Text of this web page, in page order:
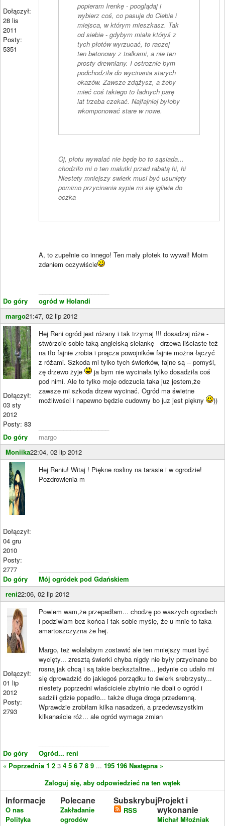
Dołączył:
28 lis
2011
Posty:
5351
Do góry
popieram Irenkę - pooglądaj i
wybierz coś, co pasuje do Ciebie i
miejsca, w którym mieszkasz. Tak
od siebie - gdybym miała któryś z
tych płotów wyrzucać, to raczej
ten betonowy z tralkami, a nie ten
prosty drewniany. I ostroznie bym
podchodziła do wycinania starych
okazów. Zawsze zdążysz, a żeby
mieć coś takiego to ładnych parę
lat trzeba czekać. Najfajniej byłoby
wkomponować stare w nowe.
Oj, płotu wywalać nie będę bo to sąsiada...
chodziło mi o ten malutki przed rabatą hi, hi
Niestety mniejszy swierk musi być usunięty
pomimo przycinania sypie mi się igliwie do
oczka
A, to zupełnie co innego! Ten mały płotek to wywal! Moim
zdaniem oczywiście
ogród w Holandi
margo21:47, 02 lip 2012
Dołączył:
03 sty
2012
Posty: 83
Do góry
Hej Reni ogród jest różany i tak trzymaj !!! dosadzaj róże -
stwórzcie sobie taką angielską sielankę - drzewa liściaste też
na tło fajnie zrobia i pnącza powojników fajnie można łączyć
z różami. Szkoda mi tylko tych świerków, fajne są -- pomyśl,
zę drzewo żyje
ja bym nie wycinała tylko dosadziła coś
pod nimi. Ale to tylko moje odczucia taka juz jestem,że
zawsze mi szkoda drzew wycinać. Ogród ma świetne
możliwości i napewno będzie cudowny bo juz jest piękny
))
margo
Moniika22:04, 02 lip 2012
Dołączył:
04 gru
2010
Posty:
2777
Do góry
Hej Reniu! Witaj ! Piękne rosliny na tarasie i w ogrodzie!
Pozdrowienia m
Mój ogródek pod Gdańskiem
reni22:06, 02 lip 2012
Dołączył:
01 lip
2012
Posty:
2793
Do góry
Powiem wam,że przepadłam... chodzę po waszych ogrodach
i podziwiam bez końca i tak sobie myślę, że u mnie to taka
amartoszczyzna że hej.
Margo, też wolałabym zostawić ale ten mniejszy musi być
wycięty... zresztą świerki chyba nigdy nie były przycinane bo
rosną jak chcą i są takie bezkształtne... jedynie co udało mi
się dprowadzić do jakiegoś porządku to świerk srebrzysty...
niestety poprzedni właściciele zbytnio nie dbali o ogród i
sadzili gdzie popadło... także długa droga przedemną.
Wprawdzie zrobiłam kilka nasadzeń, a przedewszystkim
kilkanaście róż... ale ogród wymaga zmian
Ogród... reni
« Poprzednia 1 2 3 4 5 6 7 8 9 ... 195 196 Następna »
Zaloguj się, aby odpowiedzieć na ten wątek
Informacje
O nas
Polityka
Polecane
Zakładanie
ogrodów
Subskrybuj
RSS
Projekt i
wykonanie
Michał Młoźniak